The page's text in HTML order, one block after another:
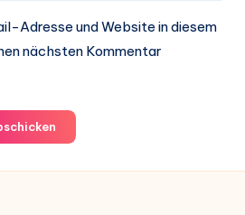
Adresse und Website in diesem
nächsten Kommentar